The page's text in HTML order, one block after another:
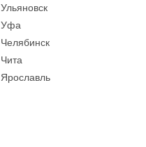
Ульяновск
Уфа
Челябинск
Чита
Ярославль